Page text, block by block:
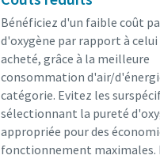
Bénéficiez d'un faible coût
d'oxygène par rapport à celui
acheté, grâce à la meilleure
consommation d'air/
catégorie. Evitez les
sélectionnant la pureté
appropriée pour des
fonctionnement maximales.